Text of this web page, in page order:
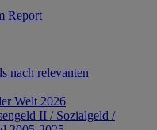
Report
nach relevanten
Welt 2026
II / Sozialgeld /